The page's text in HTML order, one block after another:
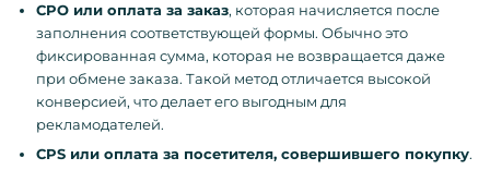
CPO или оплата за заказ, которая начисляется после
заполнения соответствующей формы. Обычно это
фиксированная сумма, которая не возвращается даже
при обмене заказа. Такой метод отличается высокой
конверсией, что делает его выгодным для
рекламодателей.
CPS или оплата за посетителя, совершившего покупку.